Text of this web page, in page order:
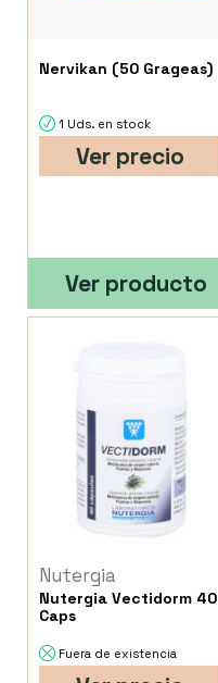
Nervikan (50 Grageas)
1 Uds. en stock
Ver precio
Ver producto
Nutergia
Nutergia Vectidorm 40
Caps
Fuera de existencia